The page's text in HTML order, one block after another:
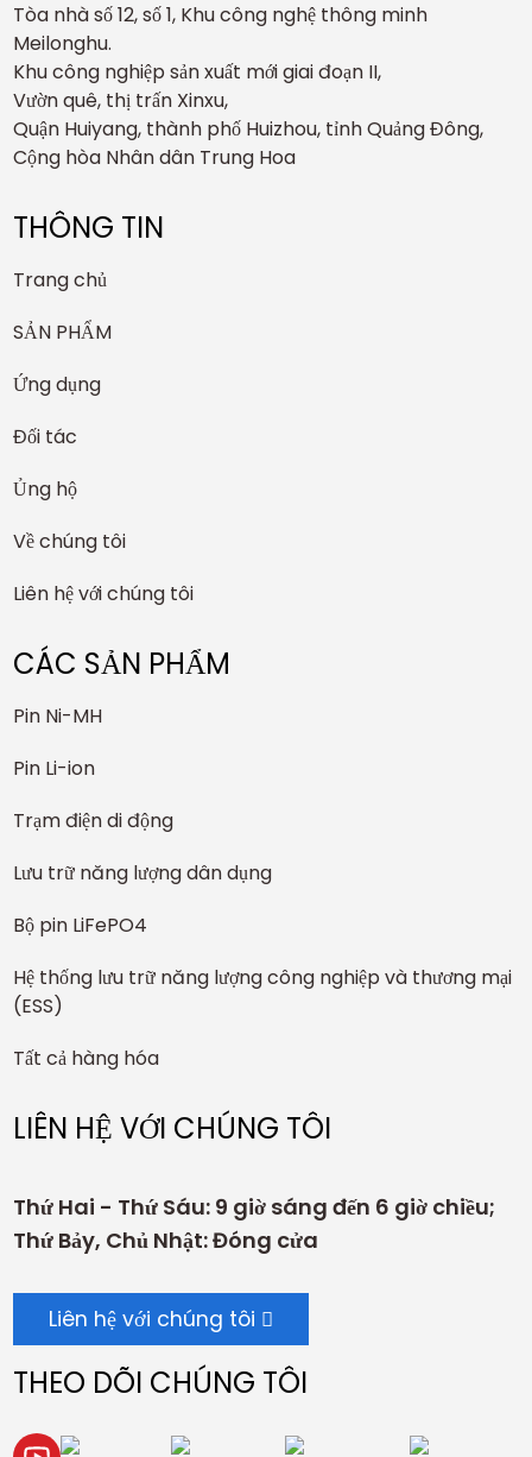
Tòa nhà số 12, số 1, Khu công nghệ thông minh
Meilonghu.
Khu công nghiệp sản xuất mới giai đoạn II,
Vườn quê, thị trấn Xinxu,
Quận Huiyang, thành phố Huizhou, tỉnh Quảng Đông,
Cộng hòa Nhân dân Trung Hoa
THÔNG TIN
Trang chủ
SẢN PHẨM
Ứng dụng
Đối tác
Ủng hộ
Về chúng tôi
Liên hệ với chúng tôi
CÁC SẢN PHẨM
Pin Ni-MH
Pin Li-ion
Trạm điện di động
Lưu trữ năng lượng dân dụng
Bộ pin LiFePO4
Hệ thống lưu trữ năng lượng công nghiệp và thương mại
(ESS)
Tất cả hàng hóa
LIÊN HỆ VỚI CHÚNG TÔI
Thứ Hai - Thứ Sáu: 9 giờ sáng đến 6 giờ chiều;
Thứ Bảy, Chủ Nhật: Đóng cửa
Liên hệ với chúng tôi
THEO DÕI CHÚNG TÔI